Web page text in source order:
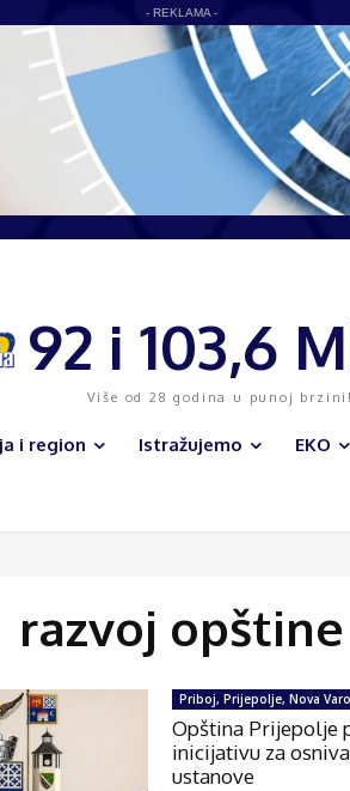
- REKLAMA -
i veliki sportski kompleks menjaju lice opštine
92 i 103,6
Više od 28 godina u punoj brzini!
i region Istražujemo EKO
razvoj opštine
Priboj, Prijepolje, Nova
Opština Prijepolje
inicijativu za
ustanove